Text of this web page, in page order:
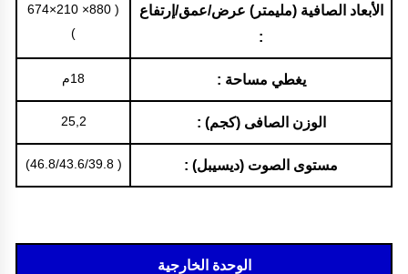
الأبعاد الصافية (مليمتر) عرض/عمق/إرتفاع
:
( 880× 210×674
)
يغطي مساحة : 18م
الوزن الصافى (كجم) : 25,2
مستوى الصوت (ديسيبل) : ( 46.8/43.6/39.8)
الوحدة الخارجية